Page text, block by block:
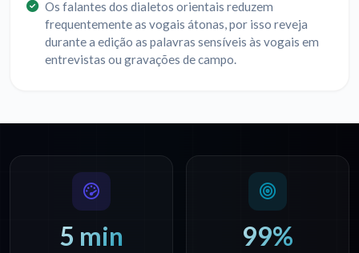
Os falantes dos dialetos orientais reduzem
frequentemente as vogais átonas, por isso reveja
durante a edição as palavras sensíveis às vogais em
entrevistas ou gravações de campo.
5 min 99%